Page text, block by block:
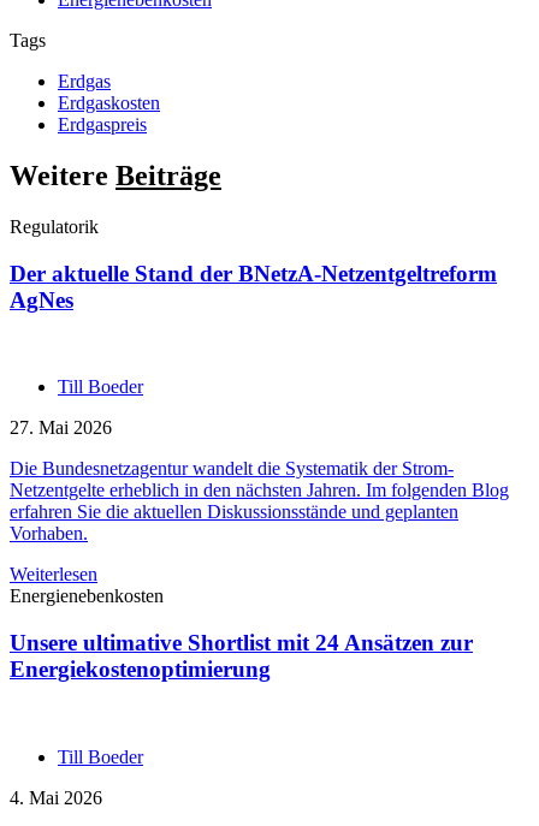
Tags
Erdgas
Erdgaskosten
Erdgaspreis
Weitere Beiträge
Regulatorik
Der aktuelle Stand der BNetzA-Netzentgeltreform
AgNes
Till Boeder
27. Mai 2026
Die Bundesnetzagentur wandelt die Systematik der Strom-
Netzentgelte erheblich in den nächsten Jahren. Im folgenden Blog
erfahren Sie die aktuellen Diskussionsstände und geplanten
Vorhaben.
Weiterlesen
Energienebenkosten
Unsere ultimative Shortlist mit 24 Ansätzen zur
Energiekostenoptimierung
Till Boeder
4. Mai 2026